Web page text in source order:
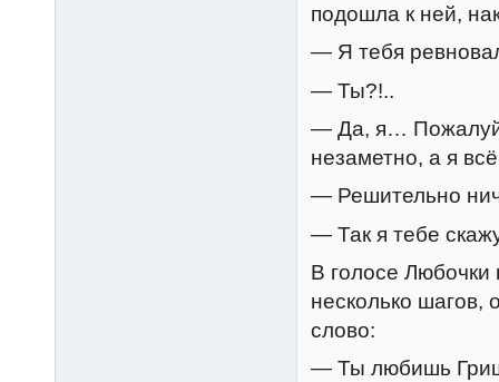
подошла к ней,
— Я тебя
— Ты?!..
— Да, я…
незаметно, а я
— Решительно
— Так я тебе
В голосе
несколько шагов,
слово:
— Ты любишь